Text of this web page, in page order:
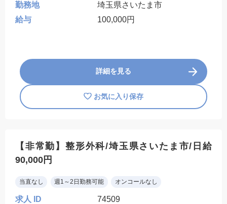
勤務地
埼玉県さいたま市
給与
100,000円
詳細を見る
お気に入り保存
【非常勤】整形外科/埼玉県さいたま市/日給
90,000円
当直なし 週1～2日勤務可能 オンコールなし
求人 ID
74509